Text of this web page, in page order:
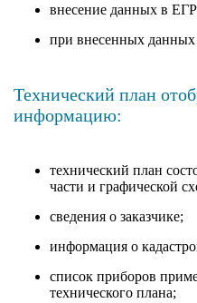
внесение данных в
при внесенных
Технический план
информацию:
технический план
части и графической
сведения о заказчике;
информация о
список приборов
технического плана;